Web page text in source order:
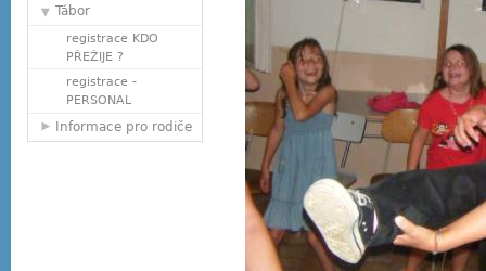
Tábor
registrace KDO
PŘEŽIJE ?
registrace -
PERSONAL
Informace pro rodiče